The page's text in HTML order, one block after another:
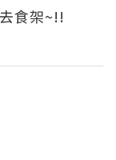
食架~!!